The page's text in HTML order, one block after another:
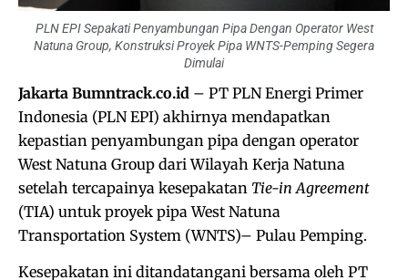
PLN EPI Sepakati Penyambungan Pipa Dengan Operator West
Natuna Group, Konstruksi Proyek Pipa WNTS-Pemping Segera
Dimulai
Jakarta Bumntrack.co.id – PT PLN Energi Primer
Indonesia (PLN EPI) akhirnya mendapatkan
kepastian penyambungan pipa dengan operator
West Natuna Group dari Wilayah Kerja Natuna
setelah tercapainya kesepakatan Tie-in Agreement
(TIA) untuk proyek pipa West Natuna
Transportation System (WNTS)– Pulau Pemping.
Kesepakatan ini ditandatangani bersama oleh PT